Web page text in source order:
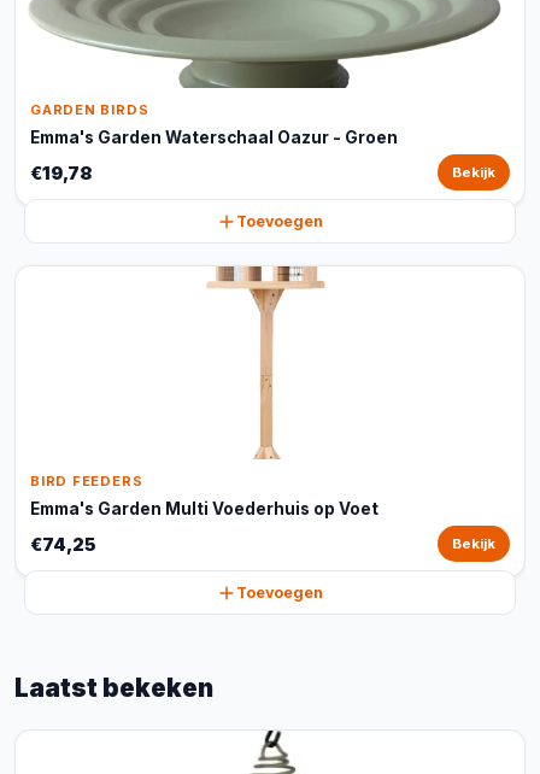
GARDEN BIRDS
Emma's Garden Waterschaal Oazur - Groen
€19,78 Bekijk
Toevoegen
BIRD FEEDERS
Emma's Garden Multi Voederhuis op Voet
€74,25 Bekijk
Toevoegen
Laatst bekeken